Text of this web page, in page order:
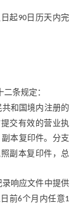
起90日历天内完
条规定：
和国境内注册的
交有效的营业执
本复印件。分支
副本复印件，总
响应文件中提供
前6个月内任意1